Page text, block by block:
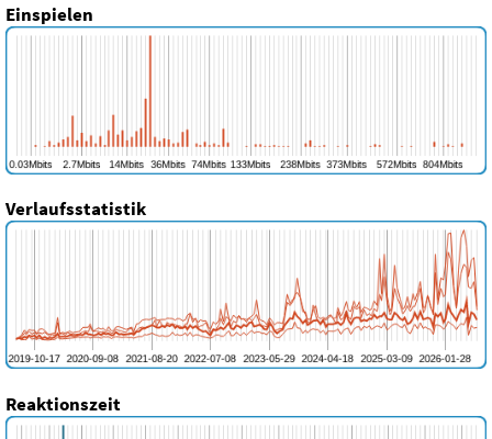
Einspielen
Verlaufsstatistik
Reaktionszeit